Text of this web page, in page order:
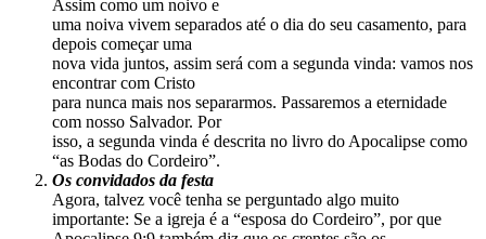
Assim como um noivo e
uma noiva vivem separados até o dia do seu casamento, para
depois começar uma
nova vida juntos, assim será com a segunda vinda: vamos nos
encontrar com Cristo
para nunca mais nos separarmos. Passaremos a eternidade
com nosso Salvador. Por
isso, a segunda vinda é descrita no livro do Apocalipse como
“as Bodas do Cordeiro”.
Os convidados da festa
Agora, talvez você tenha se perguntado algo muito
importante: Se a igreja é a “esposa do Cordeiro”, por que